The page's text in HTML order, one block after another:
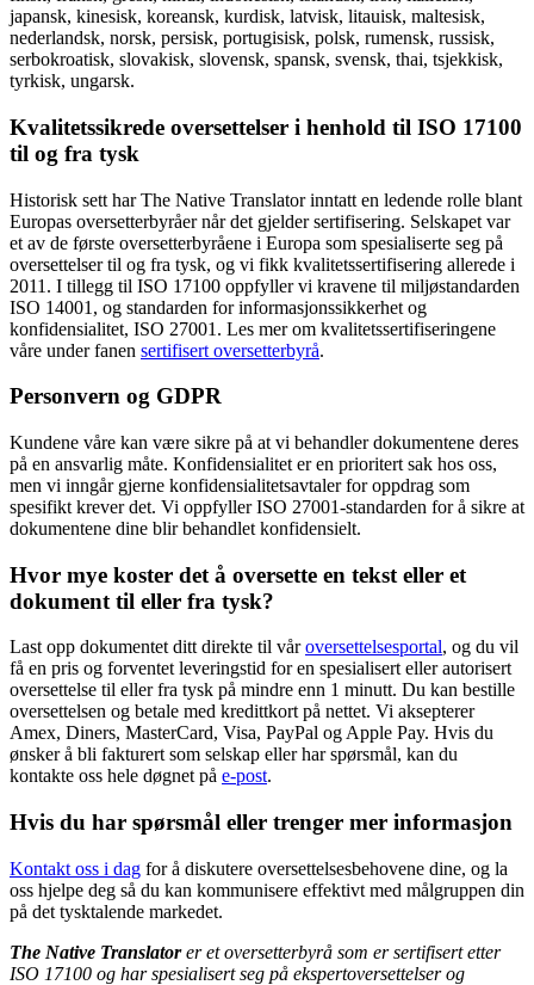
japansk, kinesisk, koreansk, kurdisk, latvisk, litauisk, maltesisk,
nederlandsk, norsk, persisk, portugisisk, polsk, rumensk, russisk,
serbokroatisk, slovakisk, slovensk, spansk, svensk, thai, tsjekkisk,
tyrkisk, ungarsk.
Kvalitetssikrede oversettelser i henhold til ISO 17100
til og fra tysk
Historisk sett har The Native Translator inntatt en ledende rolle blant
Europas oversetterbyråer når det gjelder sertifisering. Selskapet var
et av de første oversetterbyråene i Europa som spesialiserte seg på
oversettelser til og fra tysk, og vi fikk kvalitetssertifisering allerede i
2011. I tillegg til ISO 17100 oppfyller vi kravene til miljøstandarden
ISO 14001, og standarden for informasjonssikkerhet og
konfidensialitet, ISO 27001. Les mer om kvalitetssertifiseringene
våre under fanen sertifisert oversetterbyrå.
Personvern og GDPR
Kundene våre kan være sikre på at vi behandler dokumentene deres
på en ansvarlig måte. Konfidensialitet er en prioritert sak hos oss,
men vi inngår gjerne konfidensialitetsavtaler for oppdrag som
spesifikt krever det. Vi oppfyller ISO 27001-standarden for å sikre at
dokumentene dine blir behandlet konfidensielt.
Hvor mye koster det å oversette en tekst eller et
dokument til eller fra tysk?
Last opp dokumentet ditt direkte til våroversettelsesportal, og du vil
få en pris og forventet leveringstid for en spesialisert eller autorisert
oversettelse til eller fra tysk på mindre enn 1 minutt. Du kan bestille
oversettelsen og betale med kredittkort på nettet. Vi aksepterer
Amex, Diners, MasterCard, Visa, PayPal og Apple Pay. Hvis du
ønsker å bli fakturert som selskap eller har spørsmål, kan du
kontakte oss hele døgnet på e-post.
Hvis du har spørsmål eller trenger mer informasjon
Kontakt oss i dag for å diskutere oversettelsesbehovene dine, og la
oss hjelpe deg så du kan kommunisere effektivt med målgruppen din
på det tysktalende markedet.
The Native Translatorer et oversetterbyrå som er sertifisert etter
ISO 17100 og har spesialisert seg på ekspertoversettelser og